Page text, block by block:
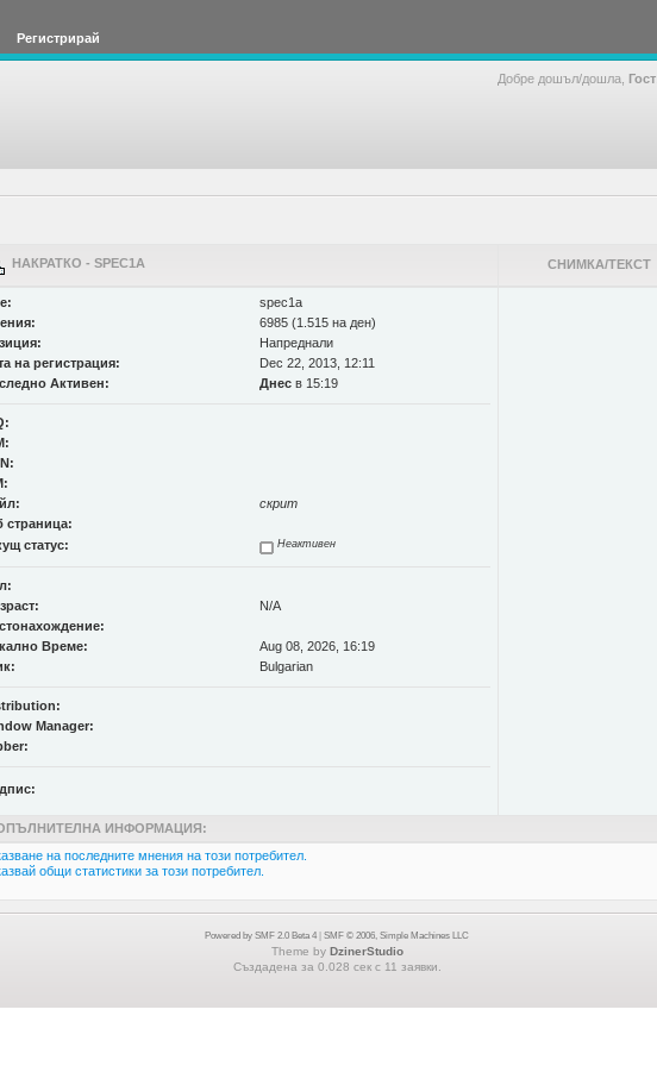
Регистрирай
Добре дошъл/дошла, Гост
НАКРАТКО - SPEC1A СНИМКА/ТЕКСТ
spec1a
6985 (1.515 на ден)
Напреднали
на регистрация:
Dec 22, 2013, 12:11
Активен:
Днесв 15:19
скрит
страница:
статус:
Неактивен
N/A
Време:
Aug 08, 2026, 16:19
Bulgarian
Manager:
ИНФОРМАЦИЯ:
на последните мнения на този потребител.
общи статистики за този потребител.
Powered by SMF 2.0 Beta 4 SMF © 2006, Simple Machines LLC
Theme by DzinerStudio
Създадена за 0.028 сек с 11 заявки.